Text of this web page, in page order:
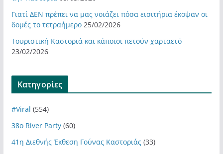
Γιατί ΔΕΝ πρέπει να μας νοιάζει πόσα εισιτήρια έκοψαν οι
δομές το τετραήμερο 25/02/2026
Τουριστική Καστοριά και κάποιοι πετούν χαρταετό
23/02/2026
Kατηγορίες
#Viral (554)
38ο River Party(60)
41η Διεθνής Έκθεση Γούνας Καστοριάς(33)